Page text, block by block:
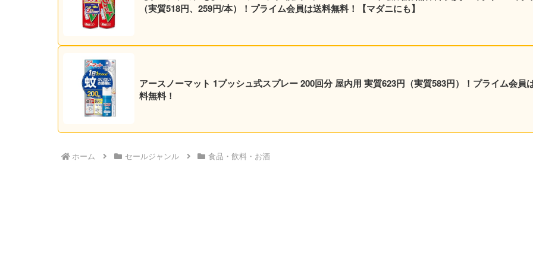
（実質518円、259円/本）！プライム会員は送料無料！【マダニにも】
アースノーマット 1プッシュ式スプレー 200回分 屋内用 実質623円（実質583円）！プライム会員
料無料！
ホーム セールジャンル 食品・飲料・お酒